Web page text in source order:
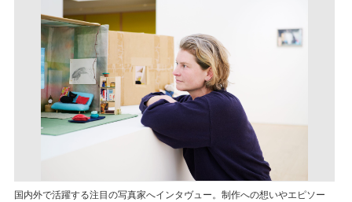
国内外で活躍する注目の写真家へインタヴュー。制作への想いやエピソー